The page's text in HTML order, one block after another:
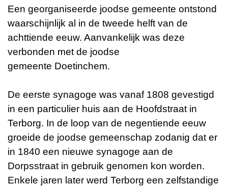
Een georganiseerde joodse gemeente ontstond
waarschijnlijk al in de tweede helft van de
achttiende eeuw. Aanvankelijk was deze
verbonden met de joodse
gemeente Doetinchem.
De eerste synagoge was vanaf 1808 gevestigd
in een particulier huis aan de Hoofdstraat in
Terborg. In de loop van de negentiende eeuw
groeide de joodse gemeenschap zodanig dat er
in 1840 een nieuwe synagoge aan de
Dorpsstraat in gebruik genomen kon worden.
Enkele jaren later werd Terborg een zelfstandige